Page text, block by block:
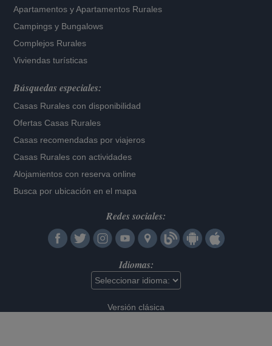
Apartamentos yApartamentos Rurales
Campings y Bungalows
Complejos Rurales
Viviendas turísticas
Búsquedas especiales:
Casas Rurales con disponibilidad
Ofertas Casas Rurales
Casas recomendadas por viajeros
Casas Rurales con actividades
Alojamientos con reserva online
Busca por ubicación en el mapa
Redes sociales:
Idiomas:
Versión clásica